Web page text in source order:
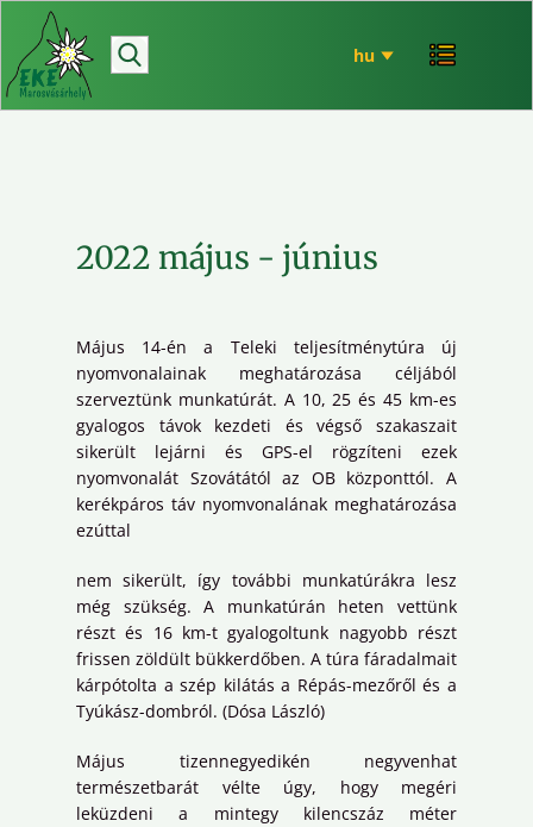
hírek
bemutatkozó
EKE történet
2022 május - június
Május 14-én a Teleki teljesítménytúra új
nyomvonalainak meghatározása céljából
szerveztünk munkatúrát. A 10, 25 és 45 km-es
gyalogos távok kezdeti és végső szakaszait
sikerült lejárni és GPS-el rögzíteni ezek
nyomvonalát Szovátától az OB központtól. A
kerékpáros táv nyomvonalának meghatározása
ezúttal
nem sikerült, így további munkatúrákra lesz
még szükség. A munkatúrán heten vettünk
részt és 16 km-t gyalogoltunk nagyobb részt
frissen zöldült bükkerdőben. A túra fáradalmait
kárpótolta a szép kilátás a Répás-mezőről és a
Tyúkász-dombról. (Dósa László)
Május tizennegyedikén negyvenhat
természetbarát vélte úgy, hogy megéri
leküzdeni a mintegy kilencszáz méter